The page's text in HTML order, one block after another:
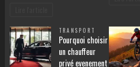
TRANSPORT
Pourquoi choisir
un chauffeur
privé evenement